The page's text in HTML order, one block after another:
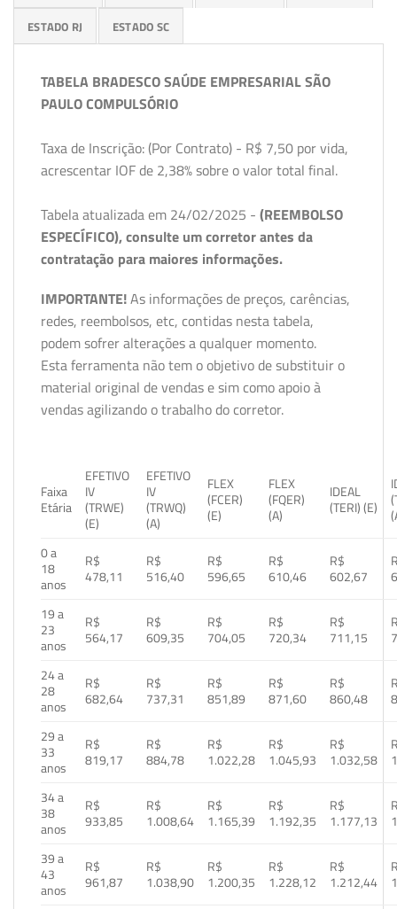
ESTADO RJ ESTADO SC
TABELA BRADESCO SAÚDE EMPRESARIAL SÃO
PAULO COMPULSÓRIO
Taxa de Inscrição: (Por Contrato) - R$ 7,50 por vida,
acrescentar IOF de 2,38% sobre o valor total final.
Tabela atualizada em 24/02/2025 - (REEMBOLSO
ESPECÍFICO), consulte um corretor antes da
contratação para maiores informações.
IMPORTANTE!As informações de preços, carências,
redes, reembolsos, etc, contidas nesta tabela,
podem sofrer alterações a qualquer momento.
Esta ferramenta não tem o objetivo de substituir o
material original de vendas e sim como apoio à
vendas agilizando o trabalho do corretor.
Faixa
Etária
EFETIVO
IV
(TRWE)
(E)
EFETIVO
IV
(TRWQ)
(A)
FLEX
(FCER)
(E)
FLEX
(FQER)
(A)
IDEAL
(TERI) (E)
0 a
18
anos
R$
478,11
R$
516,40
R$
596,65
R$
610,46
R$
602,67
19 a
23
anos
R$
564,17
R$
609,35
R$
704,05
R$
720,34
R$
711,15
24 a
28
anos
R$
682,64
R$
737,31
R$
851,89
R$
871,60
R$
860,48
29 a
33
anos
R$
819,17
R$
884,78
R$
1.022,28
R$
1.045,93
R$
1.032,58
34 a
38
anos
R$
933,85
R$
1.008,64
R$
1.165,39
R$
1.192,35
R$
1.177,13
39 a
43
anos
R$
961,87
R$
1.038,90
R$
1.200,35
R$
1.228,12
R$
1.212,44